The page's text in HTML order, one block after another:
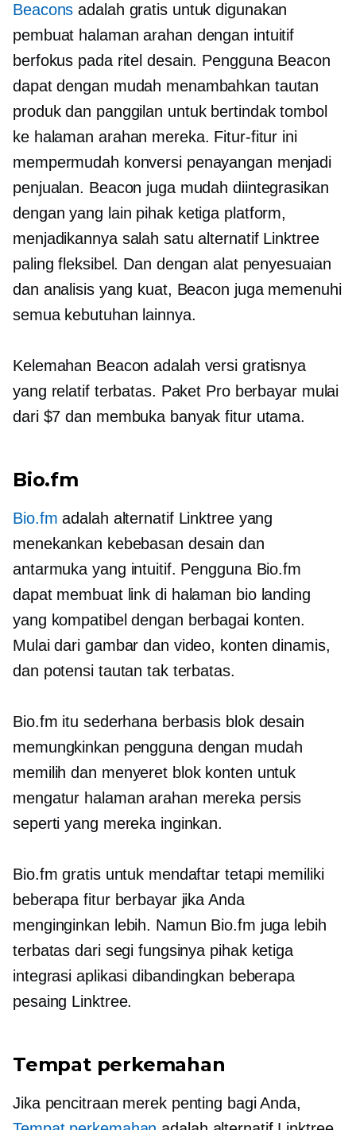
Beacons adalah gratis untuk digunakan
pembuat halaman arahan dengan intuitif
berfokus pada ritel desain. Pengguna Beacon
dapat dengan mudah menambahkan tautan
produk dan panggilan untuk bertindaktombol
ke halaman arahan mereka. Fitur-fitur ini
mempermudah konversi penayangan menjadi
penjualan. Beacon juga mudah diintegrasikan
dengan yang lain pihak ketiga platform,
menjadikannya salah satu alternatif Linktree
paling fleksibel. Dan dengan alat penyesuaian
dan analisis yang kuat, Beacon juga memenuhi
semua kebutuhan lainnya.
Kelemahan Beacon adalah versi gratisnya
yang relatif terbatas. Paket Pro berbayar mulai
dari $7 dan membuka banyak fitur utama.
Bio.fm
Bio.fm adalah alternatif Linktree yang
menekankan kebebasan desain dan
antarmuka yang intuitif. Pengguna Bio.fm
dapat membuat link di halaman bio landing
yang kompatibel dengan berbagai konten.
Mulai dari gambar dan video, konten dinamis,
dan potensi tautan tak terbatas.
Bio.fm itu sederhana berbasis blokdesain
memungkinkan pengguna dengan mudah
memilih dan menyeret blok konten untuk
mengatur halaman arahan mereka persis
seperti yang mereka inginkan.
Bio.fm gratis untuk mendaftar tetapi memiliki
beberapa fitur berbayar jika Anda
menginginkan lebih. Namun Bio.fm juga lebih
terbatas dari segi fungsinya pihak ketiga
integrasi aplikasi dibandingkan beberapa
pesaing Linktree.
Tempat perkemahan
Jika pencitraan merek penting bagi Anda,